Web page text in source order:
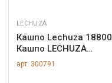
LECHUZA
Кашпо Lechuza 18800
Кашпо LECHUZA
Караро 75 Белое с
системой полива арт.
арт. 300791